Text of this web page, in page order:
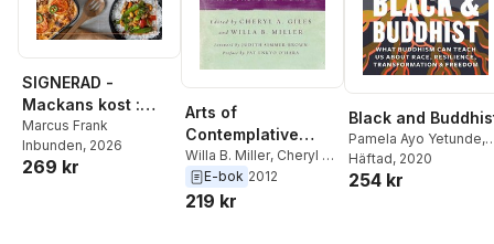
SIGNERAD -
Mackans kost :
Middagar och
matlådor
Marcus Frank
Inbunden, 2026
269 kr
Arts of
Contemplative
Care
Willa B. Miller, Cheryl A.
GilesE-bok 2012
219 kr
Black and
Pamela Ayo Yetunde,
Cheryl A. Giles
Ayo Yetunde
Häftad, 2020
254 kr